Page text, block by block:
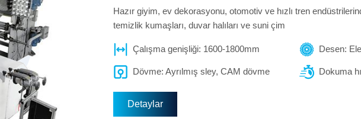
Hazır giyim, ev dekorasyonu, otomotiv ve hızlı tren
temizlik kumaşları, duvar halıları ve suni çim
Çalışma genişliği: 1600-1800mm Desen:
Dövme: Ayrılmış sley, CAM dövme Dokuma
Detaylar